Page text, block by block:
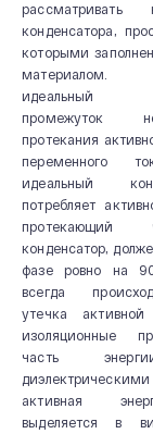
конденсатора,
которыми
материалом.
идеальный
промежуток
протекания
переменного
идеальный
потребляет
протекающий
конденсатор,
фазе ровно на
всегда
утечка
изоляционные
часть
диэлектрическими
активная
выделяется в